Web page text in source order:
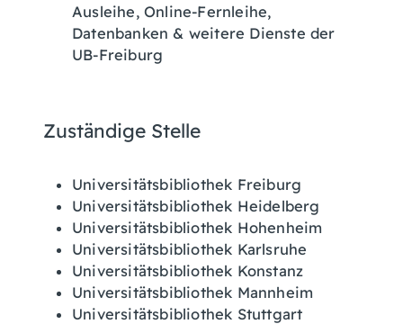
Ausleihe, Online-Fernleihe,
Datenbanken & weitere Dienste der
UB-Freiburg
Zuständige Stelle
Universitätsbibliothek Freiburg
Universitätsbibliothek Heidelberg
Universitätsbibliothek Hohenheim
Universitätsbibliothek Karlsruhe
Universitätsbibliothek Konstanz
Universitätsbibliothek Mannheim
Universitätsbibliothek Stuttgart